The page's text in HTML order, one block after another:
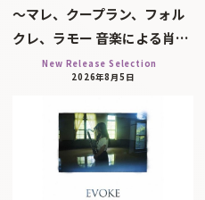
～マレ、クープラン、フォル
クレ、ラモー 音楽による肖…
New Release Selection
2026年8月5日